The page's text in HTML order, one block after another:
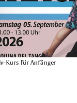
Kurs für Anfänger